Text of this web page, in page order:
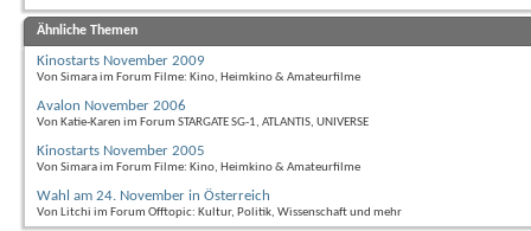
Ähnliche Themen
Kinostarts November 2009
Von Simara im Forum Filme: Kino, Heimkino & Amateurfilme
Avalon November 2006
Von Katie-Karen im Forum STARGATE SG-1, ATLANTIS, UNIVERSE
Kinostarts November 2005
Von Simara im Forum Filme: Kino, Heimkino & Amateurfilme
Wahl am 24. November in Österreich
Von Litchi im Forum Offtopic: Kultur, Politik, Wissenschaft und mehr